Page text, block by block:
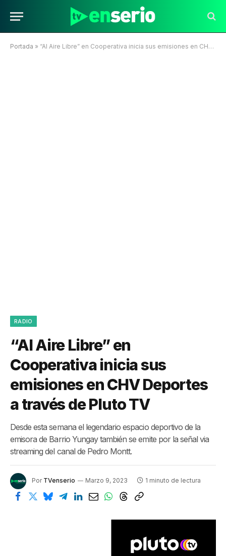
Portada » “Al Aire Libre” en Cooperativa inicia sus emisiones en CHV Deportes a través de Pluto TV
RADIO
“Al Aire Libre” en
Cooperativa inicia sus
emisiones en CHV Deportes
a través de Pluto TV
Desde esta semana el legendario espacio deportivo de la
emisora de Barrio Yungay también se emite por la señal via
streaming del canal de Pedro Montt.
Por TVenserio Marzo 9, 2023 1 minuto de lectura